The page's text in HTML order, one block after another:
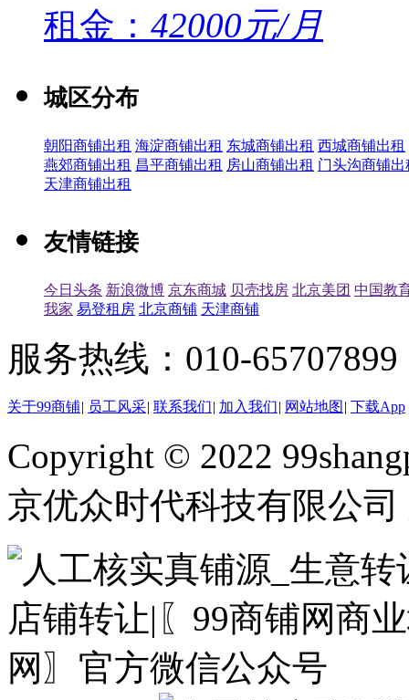
租金： 42000元/月
城区分布
朝阳商铺出租 海淀商铺出租 东城商铺出租 西城商铺出租
燕郊商铺出租 昌平商铺出租 房山商铺出租 门头沟商铺出
天津商铺出租
友情链接
今日头条 新浪微博 京东商城 贝壳找房 北京美团 中国教
我家 易登租房 北京商铺 天津商铺
服务热线：010-
关于99商铺| 员工风采| 联系我们| 加入我们| 网站地图 | 下载App
Copyright © 2022
京优众时代科技有限公